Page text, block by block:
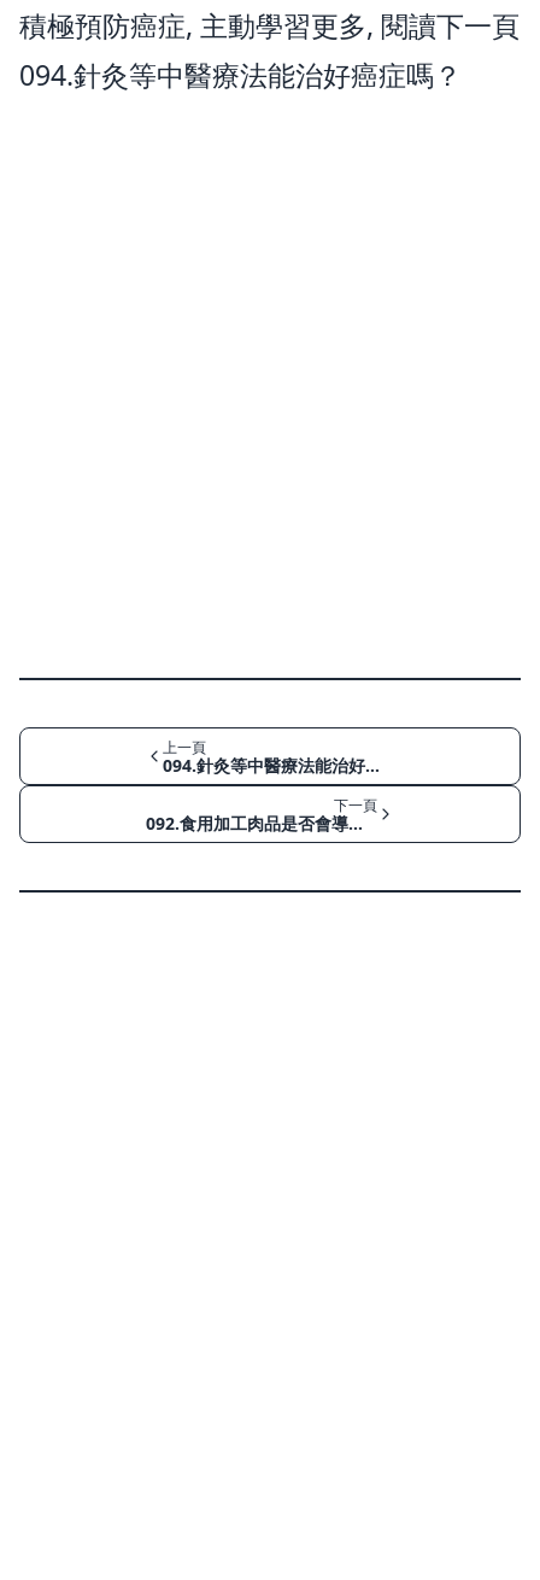
積極預防癌症, 主動學習更多, 閱讀下一頁
094.針灸等中醫療法能治好癌症嗎？
上一頁
094.針灸等中醫療法能治好癌症嗎？
下一頁
092.食用加工肉品是否會導致癌症？